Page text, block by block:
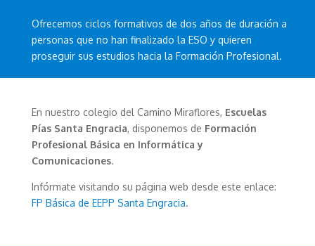
Ofrecemos ciclos formativos de dos años de duración a
personas que no han finalizado la ESO y quieren
proseguir sus estudios hacia la Formación Profesional.
En nuestro colegio del Camino Miraflores, Escuelas
Pías Santa Engracia, disponemos de Formación
Profesional Básica en Informática y
Comunicaciones.
Infórmate visitando su página web desde este enlace:
FP Básica de EEPP Santa Engracia.